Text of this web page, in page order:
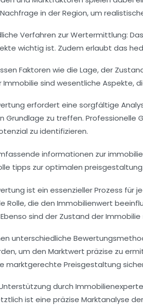
in der Region, um
Verfahren zurWertermittlung:
wichtig ist. Zudem erlaubt das
Faktoren wie die Lage, der
Immobilie sind wesentliche Aspekte,
erfordert eine sorgfältige
Grundlage zu treffen. Professionelle
zu identifizieren.
ist ein essenzieller Prozess für
Rolle, die den Immobilienwert
sind der Zustand der
unterschiedliche
um den Marktwert präzise zu
marktgerechte Preisgestaltung
durch
ist eine präzise Marktanalyse